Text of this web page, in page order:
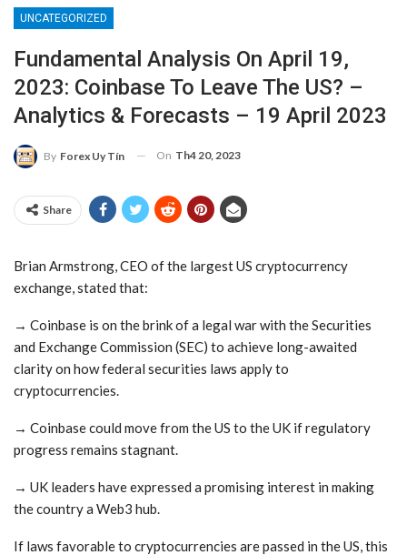
UNCATEGORIZED
Fundamental Analysis On April 19,
2023: Coinbase To Leave The US? –
Analytics & Forecasts – 19 April 2023
By Forex Uy Tín On Th4 20, 2023
Share
Brian Armstrong, CEO of the largest US cryptocurrency
exchange, stated that:
→ Coinbase is on the brink of a legal war with the Securities
and Exchange Commission (SEC) to achieve long-awaited
clarity on how federal securities laws apply to
cryptocurrencies.
→ Coinbase could move from the US to the UK if regulatory
progress remains stagnant.
→ UK leaders have expressed a promising interest in making
the country a Web3 hub.
If laws favorable to cryptocurrencies are passed in the US, this